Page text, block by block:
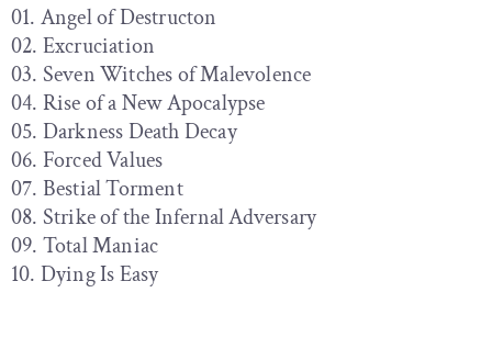
01. Angel of Destructon
02. Excruciation
03. Seven Witches of Malevolence
04. Rise of a New Apocalypse
05. Darkness Death Decay
06. Forced Values
07. Bestial Torment
08. Strike of the Infernal Adversary
09. Total Maniac
10. Dying Is Easy